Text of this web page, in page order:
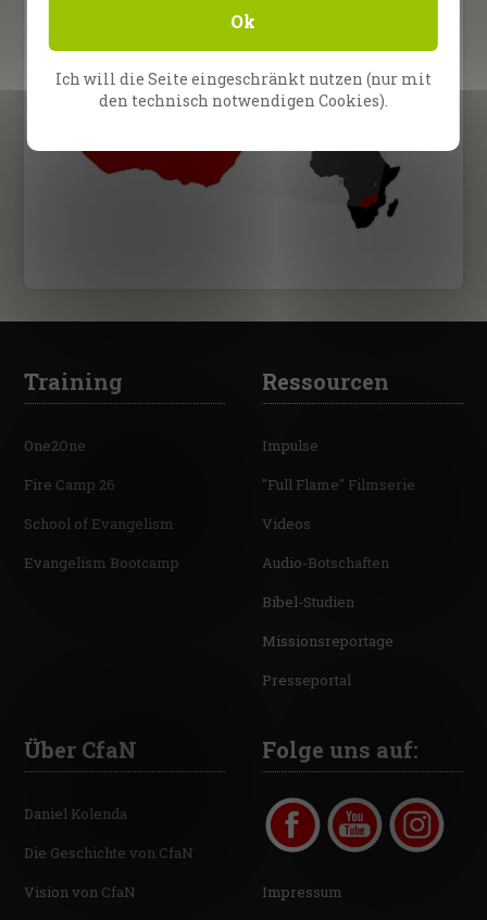
Training
One2One
Fire Camp 26
School of Evangelism
Evangelism Bootcamp
Ressourcen
Impulse
"Full Flame" Filmserie
Videos
Audio-Botschaften
Bibel-Studien
Missionsreportage
Presseportal
Über CfaN
Daniel Kolenda
Die Geschichte von CfaN
Vision von CfaN
Folge uns auf:
Impressum
Ok
Ich will die Seite eingeschränkt nutzen (nur mit
den technisch notwendigen Cookies).